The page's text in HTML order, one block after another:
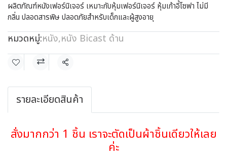
ผลิตภัณฑ์หนังเฟอร์นิเจอร์ เหมาะกับหุ้มเฟอร์นิเจอร์ หุ้มเก้าอี้โซฟา ไม่มี
กลิ่น ปลอดสารพิษ ปลอดภัยสำหรับเด็กและผู้สูงอายุ
หมวดหมู่:หนัง,หนัง Bicast ด้าน
แชร์
รายละเอียดสินค้า
สั่งมากกว่า 1 ชิ้น เราจะตัดเป็นผ้าชิ้นเดียวให้เลย
ค่ะ